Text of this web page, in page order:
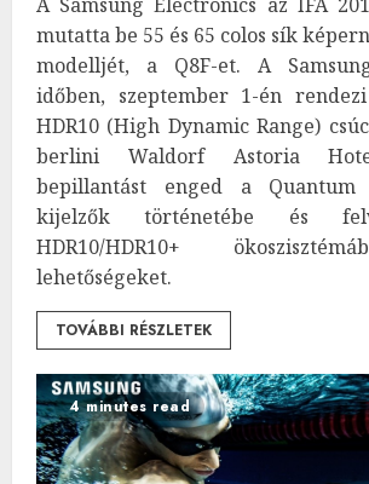
mutatta be 55 és 65 colos sík
modelljét, a Q8F-et. A
időben, szeptember 1-én
HDR10 (High Dynamic Range)
berlini Waldorf Astoria
bepillantást enged a Quantum
kijelzők történetébe és
HDR10/HDR10+
lehetőségeket.
TOVÁBBI RÉSZLETEK
4 minutes read